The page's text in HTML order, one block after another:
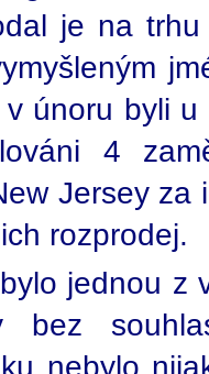
je na
únoru byli
4
Jersey
rozprodej.
jednou z
bez
nebylo